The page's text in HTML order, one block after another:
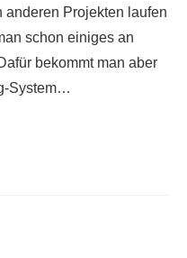
anderen Projekten laufen
schon einiges an
bekommt man aber
System…